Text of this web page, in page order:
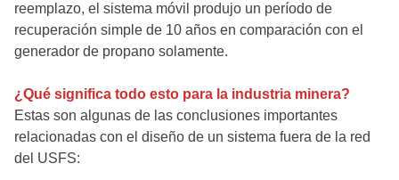
reemplazo, el sistema móvil produjo un período de
recuperación simple de 10 años en comparación con el
generador de propano solamente.
¿Qué significa todo esto para la industria minera?
Estas son algunas de las conclusiones importantes
relacionadas con el diseño de un sistema fuera de la red
del USFS: